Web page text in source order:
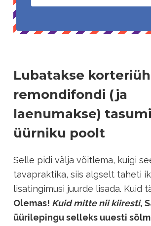
Lubatakse
remondifondi (ja
laenumakse)
üürniku poolt
Selle pidi välja võitlema, kuigi
tavapraktika, siis algselt taheti
lisatingimusi juurde lisada. Kuid
Olemas! Kuid mitte nii kiiresti,
üürilepingu selleks uuesti